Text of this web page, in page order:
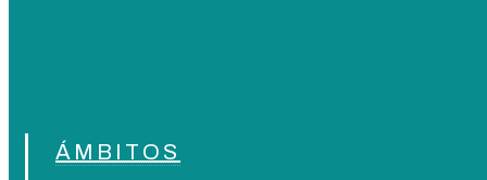
ÁMBITOS